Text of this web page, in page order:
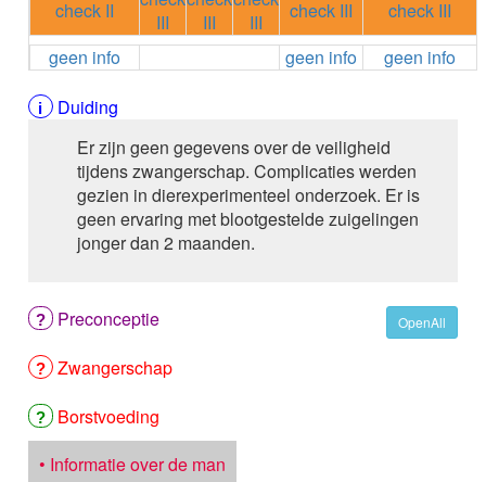
ALEMTUZUMAB
ALENDRONAAT
ALENDRONAAT/VIT D3
ALFA-1-PROTEINASEREMMER humaan
ALFUZOSINE
ALGELDRAAT
ALGELDRAAT / MAGNESIUM HYDROXYDE
ALGINAAT Na / BICARBONAAT Na
ALGINAAT Na / Na BICARBONAAT / CALCIUM
ALGLUCOSIDASE alfa
ALITRETINOINE
ALLOPURINOL
ALMOTRIPTAN
ALOGLIPTINE benzoaat
check II
III
III
III
check III
check III
geen info
geen info
geen info
Duiding
Er zijn geen gegevens over de veiligheid
tijdens zwangerschap. Complicaties werden
gezien in dierexperimenteel onderzoek. Er is
geen ervaring met blootgestelde zuigelingen
jonger dan 2 maanden.
OpenAll
Preconceptie
Zwangerschap
Borstvoeding
• Informatie over de man